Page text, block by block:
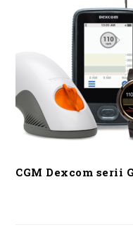
CGM Dexcom serii